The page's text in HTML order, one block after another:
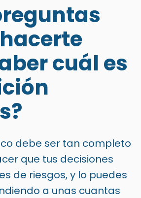
cuál es
debe ser tan completo
que tus decisiones
de riesgos, y lo puedes
a unas cuantas